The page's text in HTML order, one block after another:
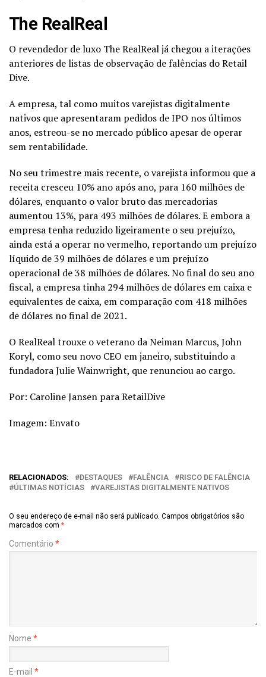
The RealReal
O revendedor de luxo The RealReal já chegou a iterações
anteriores de listas de observação de falências do Retail
Dive.
A empresa, tal como muitos varejistas digitalmente
nativos que apresentaram pedidos de IPO nos últimos
anos, estreou-se no mercado público apesar de operar
sem rentabilidade.
No seu trimestre mais recente, o varejista informou que a
receita cresceu 10% ano após ano, para 160 milhões de
dólares, enquanto o valor bruto das mercadorias
aumentou 13%, para 493 milhões de dólares. E embora a
empresa tenha reduzido ligeiramente o seu prejuízo,
ainda está a operar no vermelho, reportando um prejuízo
líquido de 39 milhões de dólares e um prejuízo
operacional de 38 milhões de dólares. No final do seu ano
fiscal, a empresa tinha 294 milhões de dólares em caixa e
equivalentes de caixa, em comparação com 418 milhões
de dólares no final de 2021.
O RealReal trouxe o veterano da Neiman Marcus, John
Koryl, como seu novo CEO em janeiro, substituindo a
fundadora Julie Wainwright, que renunciou ao cargo.
Por: Caroline Jansen para RetailDive
Imagem: Envato
RELACIONADOS: DESTAQUES FALÊNCIA
RISCO DE FALÊNCIA
ÚLTIMAS NOTÍCIAS
VAREJISTAS DIGITALMENTE NATIVOS
O seu endereço de e-mail não será publicado. Campos obrigatórios são
marcados com *
Comentário *
Nome *
E-mail *